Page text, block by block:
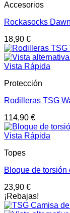
Accesorios
Rockasocks
18,90 €
Vista Rápida
Protección
Rodilleras TSG
114,90 €
Vista Rápida
Topes
Bloque de
23,90 €
¡Rebajas!